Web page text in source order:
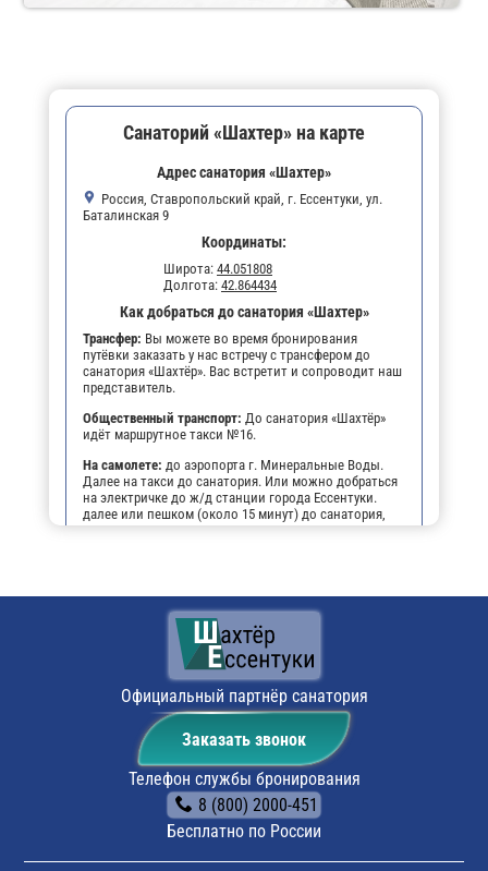
Санаторий «Шахтер» на карте
Адрес санатория «Шахтер»
Россия, Ставропольский край, г. Ессентуки, ул.
Баталинская 9
Координаты:
Широта: 44.051808
Долгота: 42.864434
Как добраться до санатория «Шахтер»
Трансфер: Вы можете во время бронирования
путёвки заказать у нас встречу с трансфером до
санатория «Шахтёр». Вас встретит и сопроводит наш
представитель.
Общественный транспорт: До санатория «Шахтёр»
идёт маршрутное такси №16.
На самолете: до аэропорта г. Минеральные Воды.
Далее на такси до санатория. Или можно добраться
на электричке до ж/д станции города Ессентуки.
далее или пешком (около 15 минут) до санатория,
или на маршрутном такси №16 до остановки
не заблудиться, можно воспользоваться
навигатором. По прибытии будет возможность
оставить автомобиль на парковке санатория.
до ж/д вокзала г. Ессентуки, далее или
пешком (около 15 минут) до санатория, или на
маршрутном такси №16 до остановки "Санаторий
Шахтёр".Официальный партнёр санатория
Заказать звонок
Телефон службы бронирования
8 (800) 2000-451
Бесплатно по России